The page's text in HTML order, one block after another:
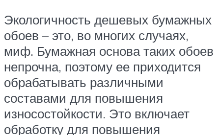
Экологичность дешевых бумажных
обоев – это, во многих случаях,
миф. Бумажная основа таких обоев
непрочна, поэтому ее приходится
обрабатывать различными
составами для повышения
износостойкости. Это включает
обработку для повышения